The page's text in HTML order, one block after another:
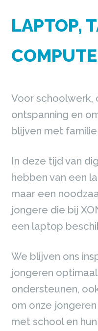
LAPTOP,
Voor schoolwerk,
ontspanning en
blijven met
In deze tijd van
hebben van een
maar een
jongere die bij
een laptop
We blijven ons
jongeren
ondersteunen,
om onze
met school en